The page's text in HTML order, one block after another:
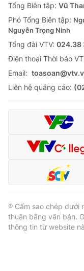
Tổng Biên tập: Vũ
Phó Tổng Biên tập:
Nguyễn Trọng Ninh
Tổng đài VTV: 024.38
Ðiện thoại Thời báo
Email:
Liên hệ quảng cáo:
® Cấm sao chép dưới
thuận bằng văn bản.
thông tin từ website